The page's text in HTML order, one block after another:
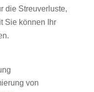
die Streuverluste,
Sie können Ihr
von